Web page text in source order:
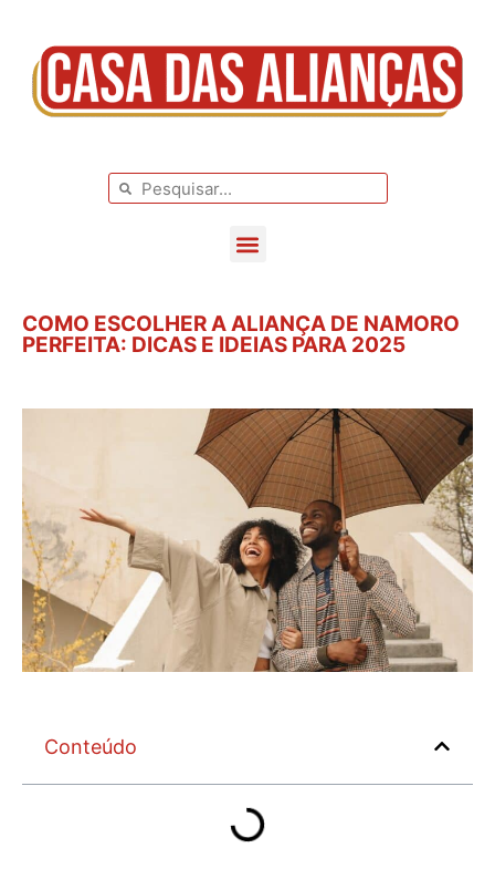
COMO ESCOLHER A ALIANÇA DE NAMORO
PERFEITA: DICAS E IDEIAS PARA 2025
Conteúdo